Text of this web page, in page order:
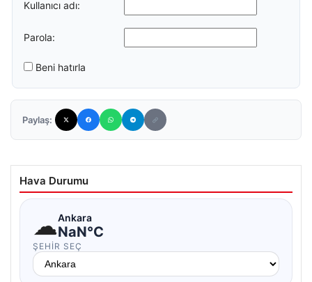
Kullanıcı adı:
Parola:
Beni hatırla
Paylaş:
Hava Durumu
☁Ankara
NaN°C
ŞEHIR SEÇ